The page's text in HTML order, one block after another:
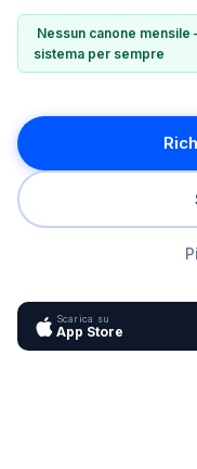
Nessun canone
sistema per sempre
Scarica su
App Store